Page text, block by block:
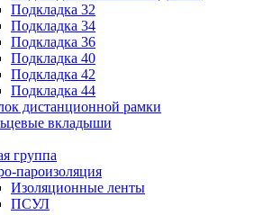
Подкладка 32
Подкладка 34
Подкладка 36
Подкладка 40
Подкладка 42
Подкладка 44
дистанционной рамки
вкладыши
группа
пароизоляция
Изоляционные ленты
ПСУЛ